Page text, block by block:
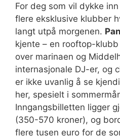
For deg som vil dykke
flere eksklusive klubber
langt utpå morgenen.
kjente – en rooftop-
over marinaen og
internasjonale DJ-er, og
er ikke uvanlig å se
her, spesielt i
Inngangsbilletten ligger
(350-570 kroner), og
flere tusen euro for de